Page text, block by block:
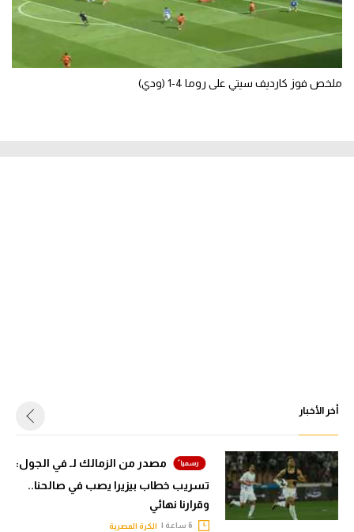
ملخص فوز كارديف سيتي على روما 4-1 (ودي)
أخر الأخبار
مصدر من الزمالك لـ في الجول:
تسريب خطاب بيزيرا يصب في صالحنا..
وقرارنا نهائي
الكرة المصرية